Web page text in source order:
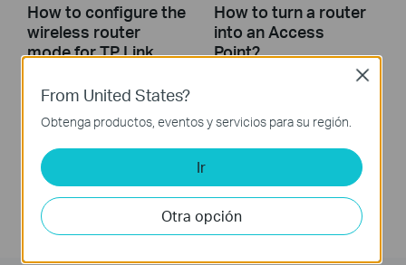
How to configure the
wireless router
mode for TP Link
This video will show you how to configure the wireless router mode for a TP-Link DSL modem router. For more information, visit www.tp-link.com/support
More
How to turn a router
into an Access
Point?
From United States?
Obtenga productos, eventos y servicios para su región.
Ir
Otra opción
Close